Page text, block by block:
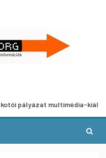
multimédia-kiállításhoz